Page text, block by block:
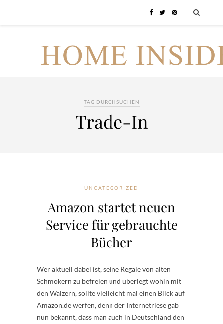
TAG DURCHSUCHEN
Trade-In
UNCATEGORIZED
Amazon startet neuen
Service für gebrauchte
Bücher
Wer aktuell dabei ist, seine Regale von alten
Schmökern zu befreien und überlegt wohin mit
den Wälzern, sollte vielleicht mal einen Blick auf
Amazon.de werfen, denn der Internetriese gab
nun bekannt, dass man auch in Deutschland den